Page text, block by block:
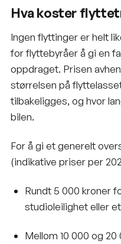
Hva koster
Ingen flyttinger er helt
for flyttebyråer å gi en
oppdraget. Prisen
størrelsen på
tilbakeligges, og hvor
bilen.
For å gi et generelt
(indikative priser per
Rundt 5 000 kroner
studioleilighet eller
Mellom 10 000 og